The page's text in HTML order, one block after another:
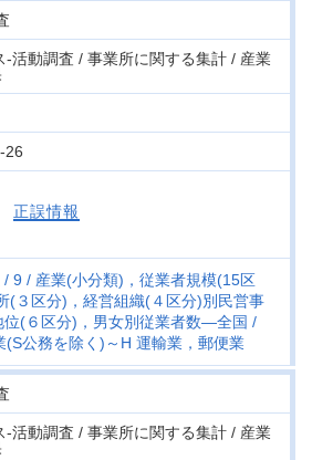
活動調査 / 事業所に関する集計 / 産業
26
正誤情報
9
産業(小分類)，従業者規模(15区
(３区分)，経営組織(４区分)別民営事
位(６区分)，男女別従業者数―全国
(S公務を除く)～H 運輸業，郵便業
活動調査 / 事業所に関する集計 / 産業